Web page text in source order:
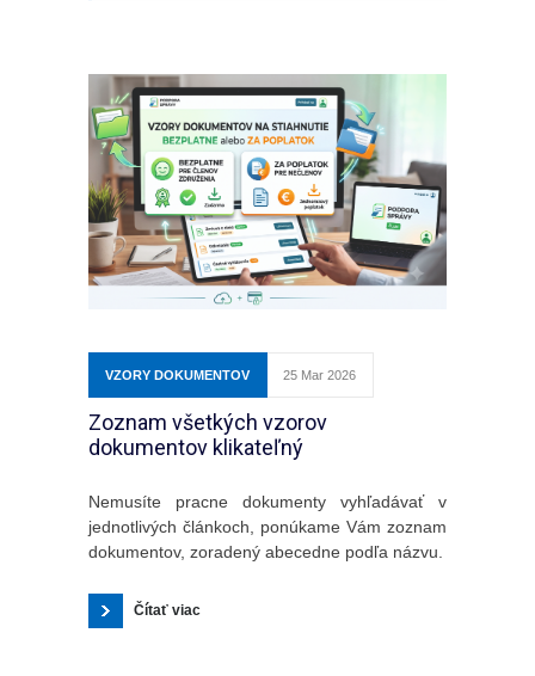
VZORY DOKUMENTOV 25 Mar 2026
Zoznam všetkých vzorov
dokumentov klikateľný
Nemusíte pracne dokumenty vyhľadávať v
jednotlivých článkoch, ponúkame Vám zoznam
dokumentov, zoradený abecedne podľa názvu.
Čítať viac